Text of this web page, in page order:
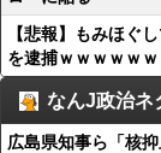
【悲報】もみほぐ
を逮捕ｗｗｗｗｗｗ
なんJ政治ネ
広島県知事ら「核